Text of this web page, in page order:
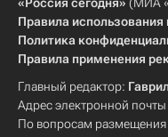
Правила
Политика
Правила применения
Главный редактор:
Адрес электронной
По вопросам